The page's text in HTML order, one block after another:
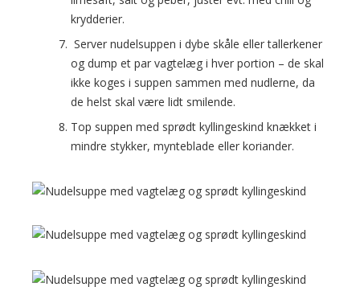
krydderier.
Server nudelsuppen i dybe skåle eller tallerkener
og dump et par vagtelæg i hver portion – de skal
ikke koges i suppen sammen med nudlerne, da
de helst skal være lidt smilende.
Top suppen med sprødt kyllingeskind knækket i
mindre stykker, mynteblade eller koriander.